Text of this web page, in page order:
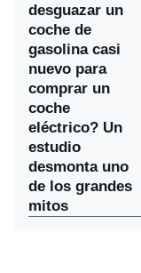
desguazar un
coche de
gasolina casi
nuevo para
comprar un
coche
eléctrico? Un
estudio
desmonta uno
de los grandes
mitos